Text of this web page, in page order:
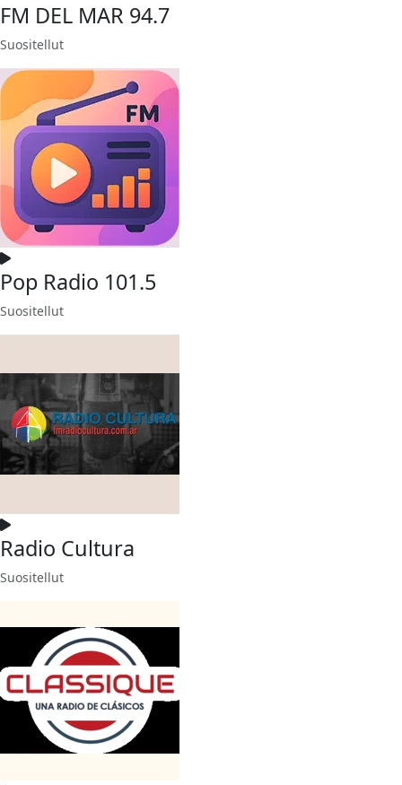
FM DEL MAR 94.7
Suositellut
Pop Radio 101.5
Suositellut
Radio Cultura
Suositellut